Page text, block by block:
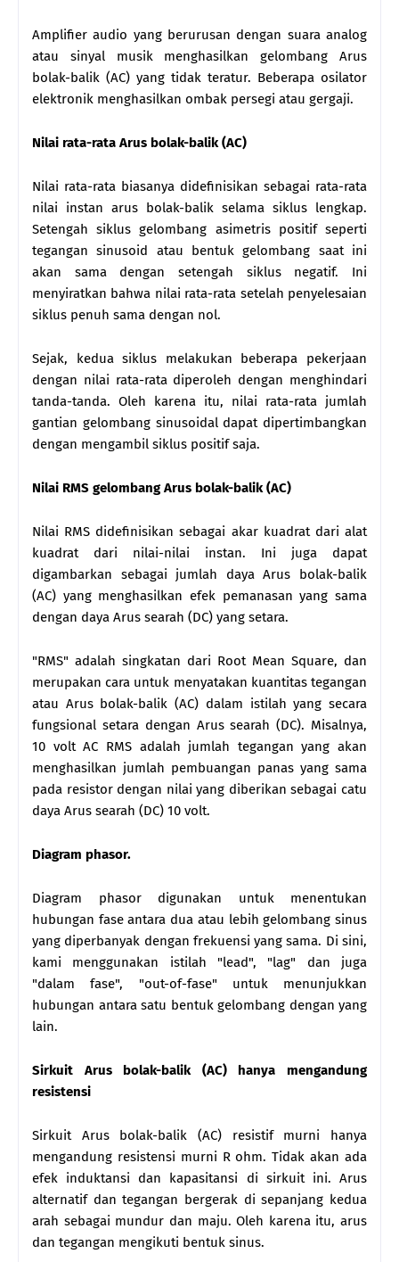
Amplifier audio yang berurusan dengan suara analog
atau sinyal musik menghasilkan gelombang Arus
bolak-balik (AC) yang tidak teratur. Beberapa osilator
elektronik menghasilkan ombak persegi atau gergaji.
Nilai rata-rata Arus bolak-balik (AC)
Nilai rata-rata biasanya didefinisikan sebagai rata-rata
nilai instan arus bolak-balik selama siklus lengkap.
Setengah siklus gelombang asimetris positif seperti
tegangan sinusoid atau bentuk gelombang saat ini
akan sama dengan setengah siklus negatif. Ini
menyiratkan bahwa nilai rata-rata setelah penyelesaian
siklus penuh sama dengan nol.
Sejak, kedua siklus melakukan beberapa pekerjaan
dengan nilai rata-rata diperoleh dengan menghindari
tanda-tanda. Oleh karena itu, nilai rata-rata jumlah
gantian gelombang sinusoidal dapat dipertimbangkan
dengan mengambil siklus positif saja.
Nilai RMS gelombang Arus bolak-balik (AC)
Nilai RMS didefinisikan sebagai akar kuadrat dari alat
kuadrat dari nilai-nilai instan. Ini juga dapat
digambarkan sebagai jumlah daya Arus bolak-balik
(AC) yang menghasilkan efek pemanasan yang sama
dengan daya Arus searah (DC) yang setara.
"RMS" adalah singkatan dari Root Mean Square, dan
merupakan cara untuk menyatakan kuantitas tegangan
atau Arus bolak-balik (AC) dalam istilah yang secara
fungsional setara dengan Arus searah (DC). Misalnya,
10 volt AC RMS adalah jumlah tegangan yang akan
menghasilkan jumlah pembuangan panas yang sama
pada resistor dengan nilai yang diberikan sebagai catu
daya Arus searah (DC) 10 volt.
Diagram phasor.
Diagram phasor digunakan untuk menentukan
hubungan fase antara dua atau lebih gelombang sinus
yang diperbanyak dengan frekuensi yang sama. Di sini,
kami menggunakan istilah "lead", "lag" dan juga
"dalam fase", "out-of-fase" untuk menunjukkan
hubungan antara satu bentuk gelombang dengan yang
lain.
Sirkuit Arus bolak-balik (AC) hanya mengandung
resistensi
Sirkuit Arus bolak-balik (AC) resistif murni hanya
mengandung resistensi murni R ohm. Tidak akan ada
efek induktansi dan kapasitansi di sirkuit ini. Arus
alternatif dan tegangan bergerak di sepanjang kedua
arah sebagai mundur dan maju. Oleh karena itu, arus
dan tegangan mengikuti bentuk sinus.